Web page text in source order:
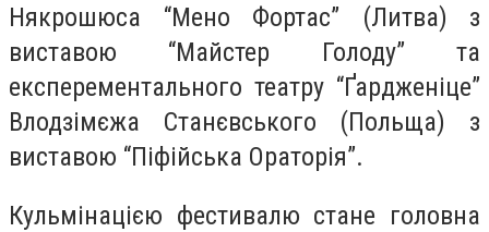
Някрошюса “Мено Фортас” (Литва) з
виставою “Майстер Голоду” та
експерементального театру “Ґардженіце”
Влодзімєжа Станєвського (Польща) з
виставою “Піфійська Ораторія”.
Кульмінацією фестивалю стане головна